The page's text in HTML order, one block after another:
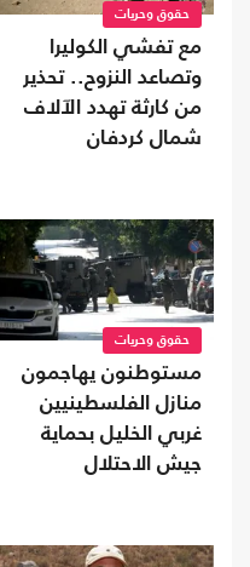
حقوق وحريات
مع تفشي الكوليرا
وتصاعد النزوح.. تحذير
من كارثة تهدد الآلاف
شمال كردفان
حقوق وحريات
مستوطنون يهاجمون
منازل الفلسطينيين
غربي الخليل بحماية
جيش الاحتلال